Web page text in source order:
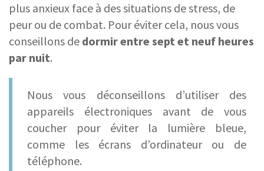
plus anxieux face à des situations de stress, de
peur ou de combat. Pour éviter cela, nous vous
conseillons de dormir entre sept et neuf heures
par nuit.
Nous vous déconseillons d’utiliser des
appareils électroniques avant de vous
coucher pour éviter la lumière bleue,
comme les écrans d’ordinateur ou de
téléphone.